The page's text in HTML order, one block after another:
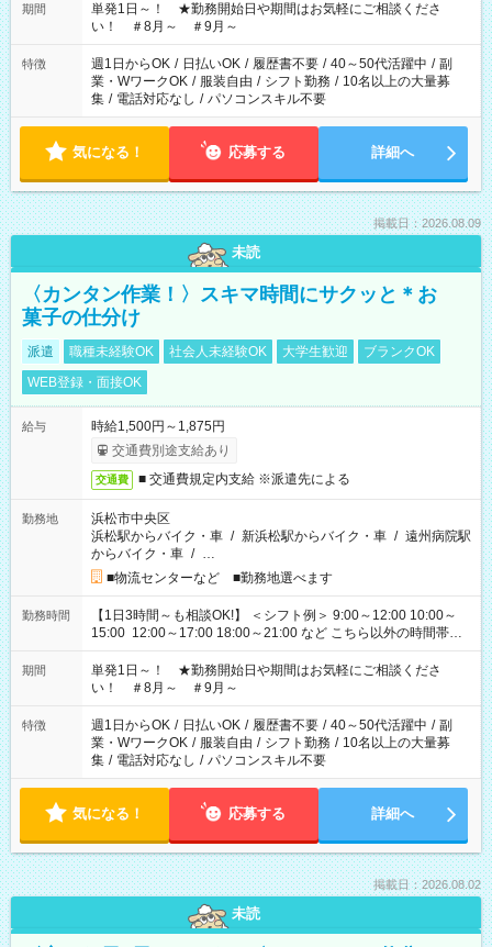
期間
単発1日～！ ★勤務開始日や期間はお気軽にご相談くださ
い！ ＃8月～ ＃9月～
特徴 週1日からOK / 日払いOK / 履歴書不要 / 40～50代活躍中 / 副
業・WワークOK / 服装自由 / シフト勤務 / 10名以上の大量募
集 / 電話対応なし / パソコンスキル不要
気になる！ 応募する 詳細へ
掲載日：2026.08.09
未読
〈カンタン作業！〉スキマ時間にサクッと＊お
菓子の仕分け
派遣 職種未経験OK 社会人未経験OK 大学生歓迎
ブランクOK
WEB登録・面接OK
給与
時給1,500円～1,875円
交通費別途支給あり
交通費 ■ 交通費規定内支給 ※派遣先による
勤務地
浜松市中央区
浜松駅からバイク・車 / 新浜松駅からバイク・車 / 遠州病院駅
からバイク・車 / …
■物流センターなど ■勤務地選べます
勤務時間
【1日3時間～も相談OK!】 ＜シフト例＞ 9:00～12:00 10:00～
15:00 12:00～17:00 18:00～21:00 など こちら以外の時間帯も
お気軽にご相談ください！
期間
単発1日～！ ★勤務開始日や期間はお気軽にご相談くださ
い！ ＃8月～ ＃9月～
特徴 週1日からOK / 日払いOK / 履歴書不要 / 40～50代活躍中 / 副
業・WワークOK / 服装自由 / シフト勤務 / 10名以上の大量募
集 / 電話対応なし / パソコンスキル不要
気になる！ 応募する 詳細へ
掲載日：2026.08.02
未読